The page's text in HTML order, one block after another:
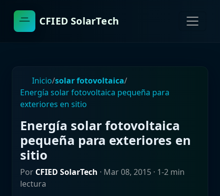
CFIED SolarTech
Inicio/solar fotovoltaica/
Energía solar fotovoltaica pequeña para
exteriores en sitio
Energía solar fotovoltaica
pequeña para exteriores en
sitio
Por CFIED SolarTech · Mar 08, 2015 · 1-2 min
lectura